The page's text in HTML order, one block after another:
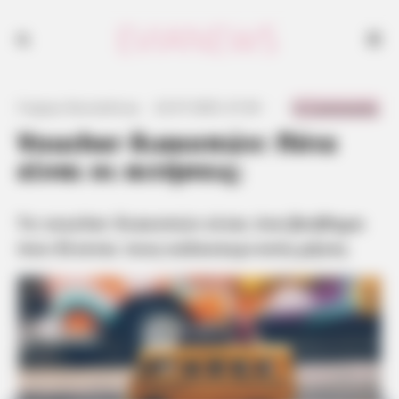
Voucher διακοπών: Πότε
είναι οι αιτήσεις;
Το voucher διακοπών είναι ένα βοήθημα